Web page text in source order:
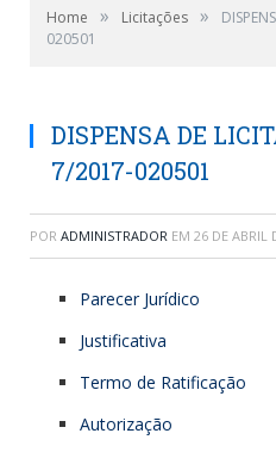
Home » Licitações »
020501
DISPENSA DE
7/2017-020501
POR ADMINISTRADOR EM 26 DE ABRIL
Parecer Jurídico
Justificativa
Termo de Ratificação
Autorização